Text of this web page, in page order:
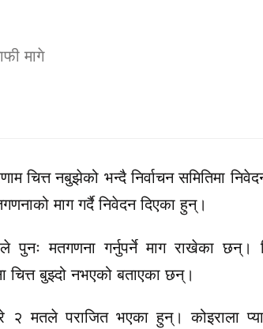
मागे
चित्त नबुझेको भन्दै निर्वाचन समितिमा
माग गर्दै निवेदन दिएका हुन्।
मतगणना गर्नुपर्ने माग राखेका छन्।
चित्त बुझ्दो नभएको बताएका छन्।
२ मतले पराजित भएका हुन्। कोइराला